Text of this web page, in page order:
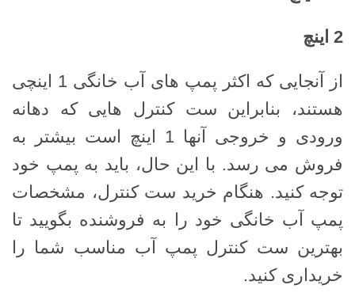
2 اینچ
از آنجایی که اکثر پمپ های آب خانگی 1 اینچی
هستند، بنابراین ست کنترل هایی که دهانه
ورودی و خروجی آنها 1 اینچ است بیشتر به
فروش می رسد. با این حال، باید به پمپ خود
توجه کنید. هنگام خرید ست کنترل، مشخصات
پمپ آب خانگی خود را به فروشنده بگویید تا
بهترین ست کنترل پمپ آب مناسب شما را
خریداری کنید.